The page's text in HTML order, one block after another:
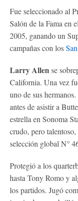
Fue seleccionado al
Salón de la Fama en
2005, ganando un
campañas con los
Larry Allense
California. Una vez
uno de sus
antes de asistir a
estrella en Sonoma
crudo, pero talentoso,
selección global N°
Protegió a los
hasta Tony Romo y
los partidos. Jugó